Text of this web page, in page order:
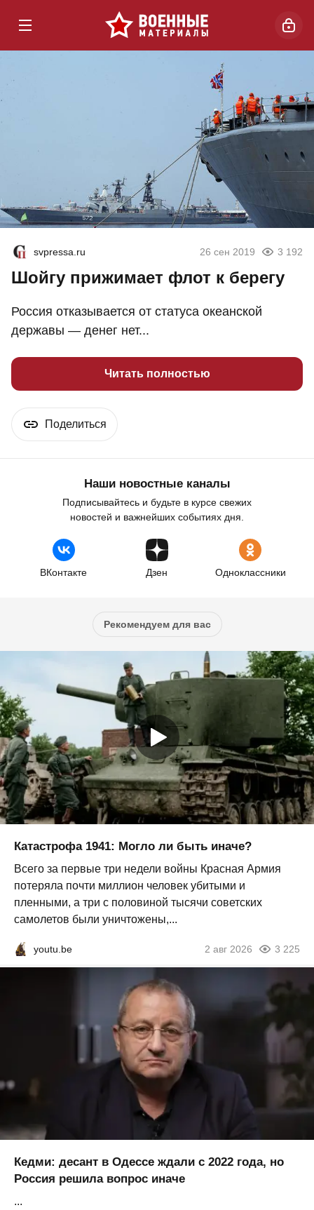
svpressa.ru 26 сен 2019 3 192
Шойгу прижимает флот к берегу
Россия отказывается от статуса океанской
державы — денег нет...
Читать полностью
Поделиться
Наши новостные каналы
Подписывайтесь и будьте в курсе свежих
новостей и важнейших событиях дня.
ВКонтакте Дзен Одноклассники
Рекомендуем для вас
Катастрофа 1941: Могло ли быть иначе?
Всего за первые три недели войны Красная Армия
потеряла почти миллион человек убитыми и
пленными, а три с половиной тысячи советских
самолетов были уничтожены,...
youtu.be 2 авг 2026 3 225
Кедми: десант в Одессе ждали с 2022 года, но
Россия решила вопрос иначе
...